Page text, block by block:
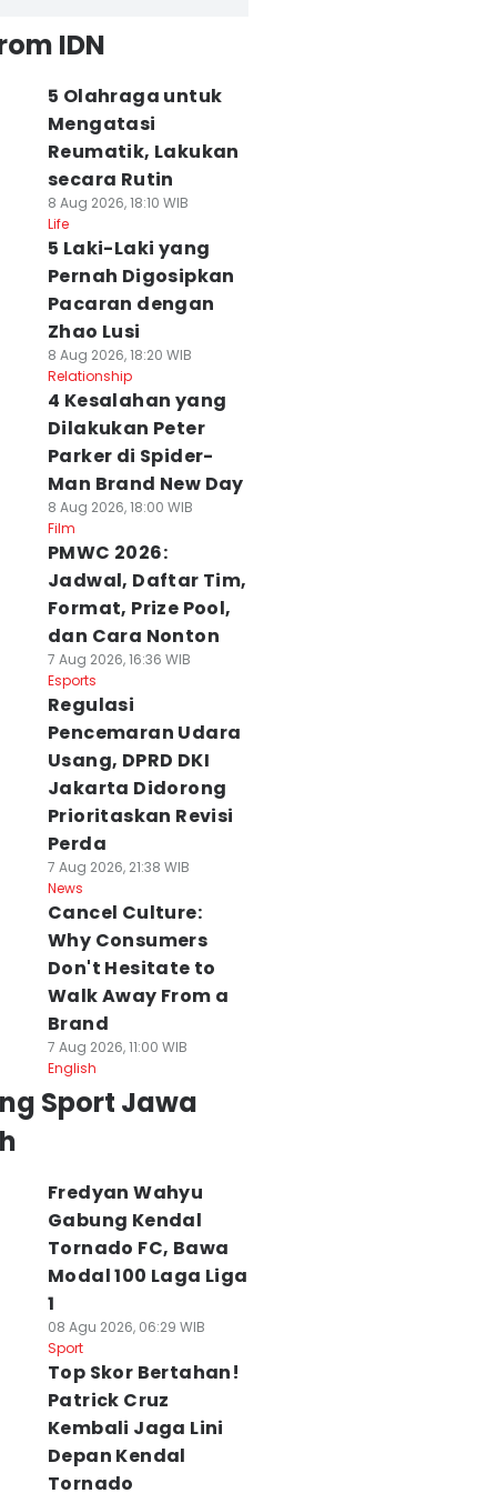
IDN
5 Olahraga untuk
Mengatasi
Reumatik, Lakukan
secara Rutin
8 Aug 2026, 18:10 WIB
Life
5 Laki-Laki yang
Pernah Digosipkan
Pacaran dengan
Zhao Lusi
8 Aug 2026, 18:20 WIB
Relationship
4 Kesalahan yang
Dilakukan Peter
Parker di Spider-
Man Brand New Day
8 Aug 2026, 18:00 WIB
Film
PMWC 2026:
Jadwal, Daftar Tim,
Format, Prize Pool,
dan Cara Nonton
7 Aug 2026, 16:36 WIB
Esports
Regulasi
Pencemaran Udara
Usang, DPRD DKI
Jakarta Didorong
Prioritaskan Revisi
Perda
7 Aug 2026, 21:38 WIB
News
Cancel Culture:
Why Consumers
Don't Hesitate to
Walk Away From a
Brand
7 Aug 2026, 11:00 WIB
English
Sport Jawa
Fredyan Wahyu
Gabung Kendal
Tornado FC, Bawa
Modal 100 Laga Liga
1
08 Agu 2026, 06:29 WIB
Sport
Top Skor Bertahan!
Patrick Cruz
Kembali Jaga Lini
Depan Kendal
Tornado